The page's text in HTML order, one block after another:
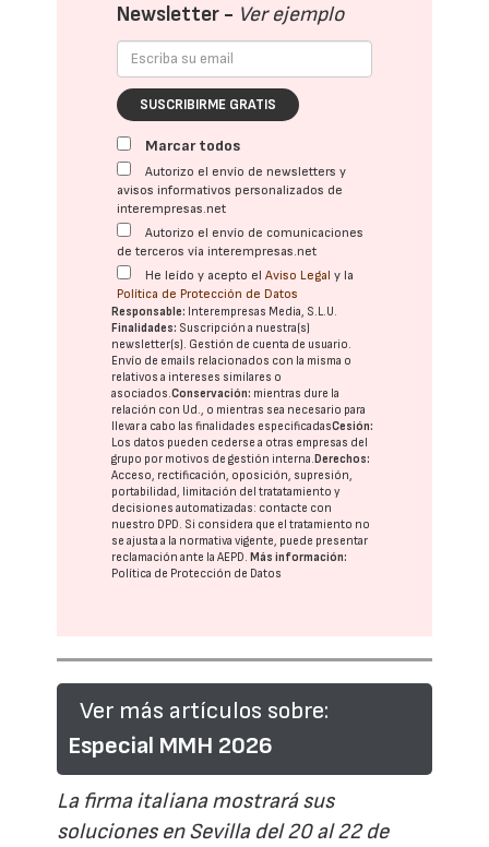
Newsletter - Ver ejemplo
SUSCRIBIRME GRATIS
Marcar todos
Autorizo el envío de newsletters y
avisos informativos personalizados de
interempresas.net
Autorizo el envío de comunicaciones
de terceros vía interempresas.net
He leído y acepto elAviso Legal y la
Política de Protección de Datos
Responsable: Interempresas Media, S.L.U.
Finalidades: Suscripción a nuestra(s)
newsletter(s). Gestión de cuenta de usuario.
Envío de emails relacionados con la misma o
relativos a intereses similares o
asociados.Conservación: mientras dure la
relación con Ud., o mientras sea necesario para
llevar a cabo las finalidades especificadasCesión:
Los datos pueden cederse a otras empresas del
grupo por motivos de gestión interna.Derechos:
Acceso, rectificación, oposición, supresión,
portabilidad, limitación del tratatamiento y
decisiones automatizadas: contacte con
nuestro DPD. Si considera que el tratamiento no
se ajusta a la normativa vigente, puede presentar
reclamación ante laAEPD.Más información:
Política de Protección de Datos
Ver más artículos sobre:
Especial MMH 2026
La firma italiana mostrará sus
soluciones en Sevilla del 20 al 22 de